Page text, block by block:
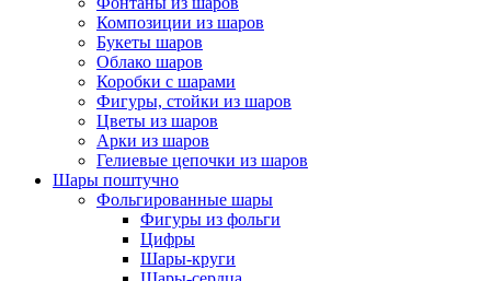
Композиции из шаров
Букеты шаров
Облако шаров
Коробки с шарами
Фигуры, стойки из шаров
Цветы из шаров
Арки из шаров
Гелиевые цепочки из шаров
Шары поштучно
Фольгированные шары
Фигуры из фольги
Цифры
Шары-круги